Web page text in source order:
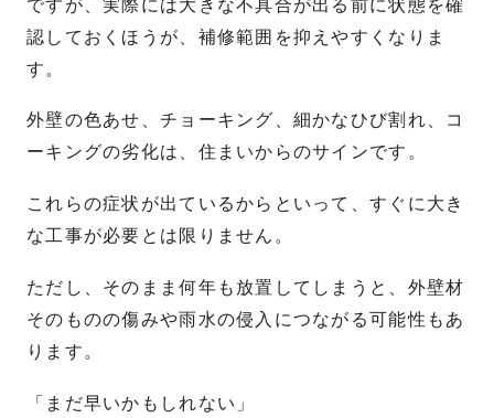
ですが、実際には大きな不具合が出る前に状態を確
認しておくほうが、補修範囲を抑えやすくなりま
す。
外壁の色あせ、チョーキング、細かなひび割れ、コ
ーキングの劣化は、住まいからのサインです。
これらの症状が出ているからといって、すぐに大き
な工事が必要とは限りません。
ただし、そのまま何年も放置してしまうと、外壁材
そのものの傷みや雨水の侵入につながる可能性もあ
ります。
「まだ早いかもしれない」